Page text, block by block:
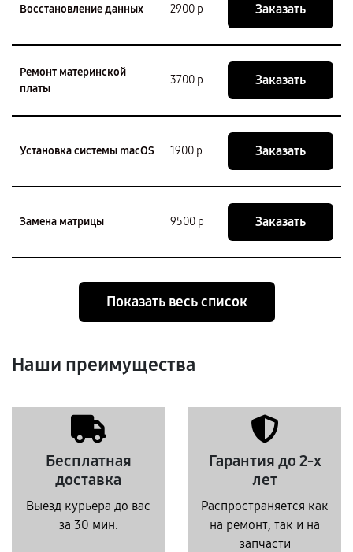
Восстановление данных 2900 р Заказать
Ремонт материнской
платы
3700 р Заказать
Установка системы macOS 1900 р Заказать
Замена матрицы 9500 р Заказать
Показать весь список
Наши преимущества
Бесплатная
доставка
Выезд курьера до вас
за 30 мин.
Гарантия до 2-х
лет
Распространяется как
на ремонт, так и на
запчасти